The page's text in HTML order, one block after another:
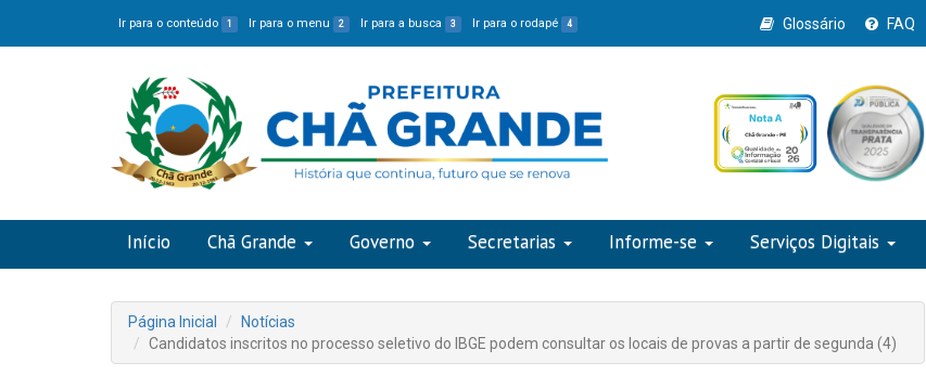
Ir para o conteúdo 1 Ir para o menu 2 Ir para a busca 3 Ir para o rodapé 4 Glossário FAQ
Início Chã Grande Governo Secretarias Informe-se Serviços Digitais
Página Inicial
Notícias
Candidatos inscritos no processo seletivo do IBGE podem consultar os locais de provas a partir de segunda (4)